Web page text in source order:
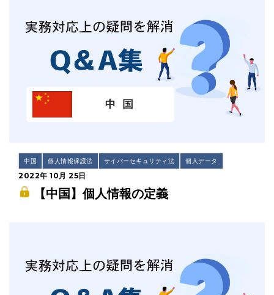
中国 個人情報保護法 サイバーセキュリティ法 個人データ
2022年 10月 25日
【中国】個人情報の定義